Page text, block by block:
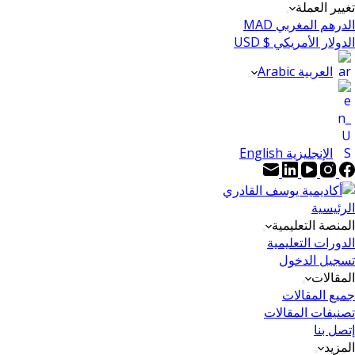
تغيير العملة
الدرهم المغربي MAD
الدولار الأمريكي $ USD
العربية Arabic
الإنجليزية English
الرئيسية
المنصة التعليمية
الدورات التعليمية
تسجيل الدخول
المقالات
جميع المقالات
تصنيفات المقالات
إتصل بنا
المزيد